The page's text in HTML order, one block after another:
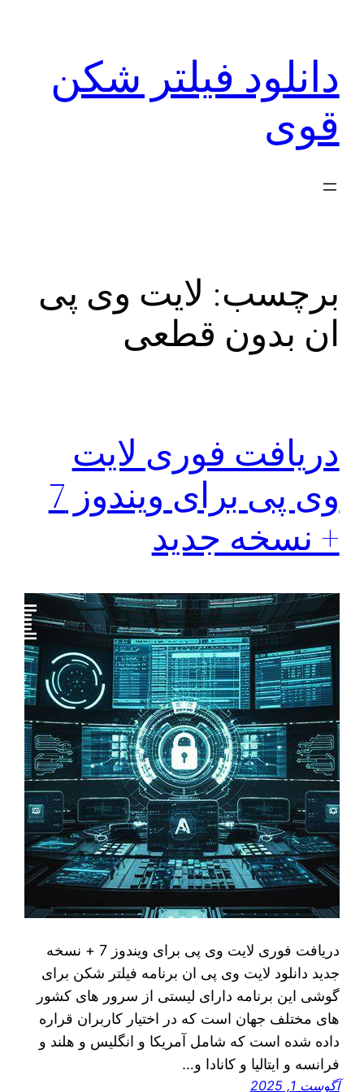
دانلود فیلتر شکن
قوی
برچسب: لایت وی پی
ان بدون قطعی
دریافت فوری لایت
وی پی برای ویندوز 7
+ نسخه جدید
دریافت فوری لایت وی پی برای ویندوز 7 + نسخه
جدید دانلود لایت وی پی ان برنامه فیلتر شکن برای
گوشی این برنامه دارای لیستی از سرور های کشور
های مختلف جهان است که در اختیار کاربران قراره
داده شده است که شامل آمریکا و انگلیس و هلند و
فرانسه و ایتالیا و کانادا و…
آگوست 1, 2025